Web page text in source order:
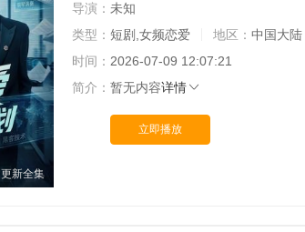
更新全集
导演： 未知
类型： 短剧,女频恋爱 地区： 中国大陆
时间： 2026-07-09 12:07:21
简介： 暂无内容详情
立即播放